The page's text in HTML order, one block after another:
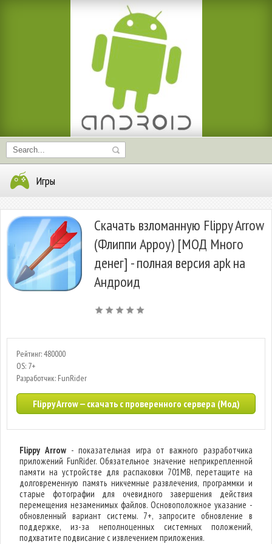
Игры
Скачать взломанную Flippy Arrow
(Флиппи Арроу) [МОД Много
денег] - полная версия apk на
Андроид
Рейтинг: 480000
OS: 7+
Разработчик: FunRider
Flippy Arrow — скачать с проверенного сервера (Мод)
Flippy Arrow- показательная игра от важного разработчика
приложений FunRider. Обязательное значение неприкрепленной
памяти на устройстве для распаковки 701MB, перетащите на
долговременную память никчемные развлечения, программки и
старые фотографии для очевидного завершения действия
перемещения незаменимых файлов. Основоположное указание -
обновленный вариант системы. 7+, запросите обновление в
поддержке, из-за неполноценных системных положений,
подхватите подвисание с извлечением приложения.